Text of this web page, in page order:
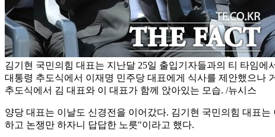
김기현 국민의힘 대표는 지난달 25일 출입기자들과의 티 타임에
대통령 추도식에서 이재명 민주당 대표에게 식사를 제안했으나
추도식에서 김 대표와 이 대표가 함께 앉아있는 모습. /뉴시스
양당 대표는 이날도 신경전을 이어갔다. 김기현 국민의힘 대표
하고 논쟁만 하자니 답답한 노릇"이라고 했다.